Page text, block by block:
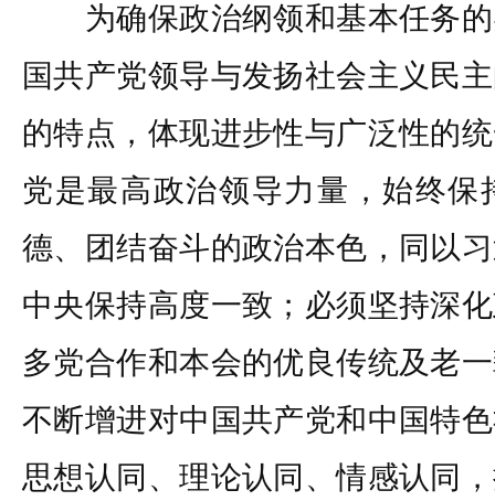
为确保政治纲领和基本任务的
国共产党领导与发扬社会主义民
的特点，体现进步性与广泛性的
党是最高政治领导力量，始终保
德、团结奋斗的政治本色，同以
中央保持高度一致；必须坚持深
多党合作和本会的优良传统及老
不断增进对中国共产党和中国特
思想认同、理论认同、情感认同